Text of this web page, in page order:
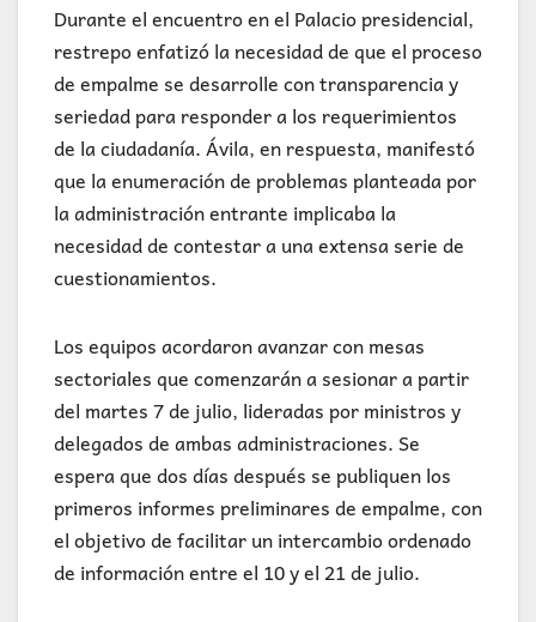
Durante el encuentro en el Palacio presidencial,
restrepo enfatizó la necesidad de que el proceso
de empalme se desarrolle con transparencia y
seriedad para responder a los requerimientos
de la ciudadanía. Ávila, en respuesta, manifestó
que la enumeración de problemas planteada por
la administración entrante implicaba la
necesidad de contestar a una extensa serie de
cuestionamientos.
Los equipos acordaron avanzar con mesas
sectoriales que comenzarán a sesionar a partir
del martes 7 de julio, lideradas por ministros y
delegados de ambas administraciones. Se
espera que dos días después se publiquen los
primeros informes preliminares de empalme, con
el objetivo de facilitar un intercambio ordenado
de información entre el 10 y el 21 de julio.